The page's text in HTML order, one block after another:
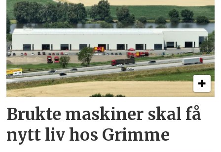
Brukte maskiner skal få
nytt liv hos Grimme